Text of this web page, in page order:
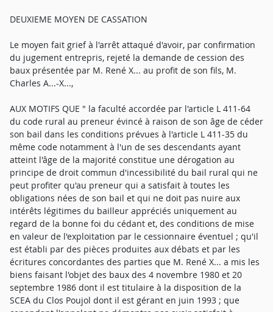
DEUXIEME MOYEN DE CASSATION
Le moyen fait grief à l'arrêt attaqué d'avoir, par confirmation
du jugement entrepris, rejeté la demande de cession des
baux présentée par M. René X... au profit de son fils, M.
Charles A...-X...,
AUX MOTIFS QUE " la faculté accordée par l'article L 411-64
du code rural au preneur évincé à raison de son âge de céder
son bail dans les conditions prévues à l'article L 411-35 du
même code notamment à l'un de ses descendants ayant
atteint l'âge de la majorité constitue une dérogation au
principe de droit commun d'incessibilité du bail rural qui ne
peut profiter qu'au preneur qui a satisfait à toutes les
obligations nées de son bail et qui ne doit pas nuire aux
intérêts légitimes du bailleur appréciés uniquement au
regard de la bonne foi du cédant et, des conditions de mise
en valeur de l'exploitation par le cessionnaire éventuel ; qu'il
est établi par des pièces produites aux débats et par les
écritures concordantes des parties que M. René X... a mis les
biens faisant l'objet des baux des 4 novembre 1980 et 20
septembre 1986 dont il est titulaire à la disposition de la
SCEA du Clos Poujol dont il est gérant en juin 1993 ; que